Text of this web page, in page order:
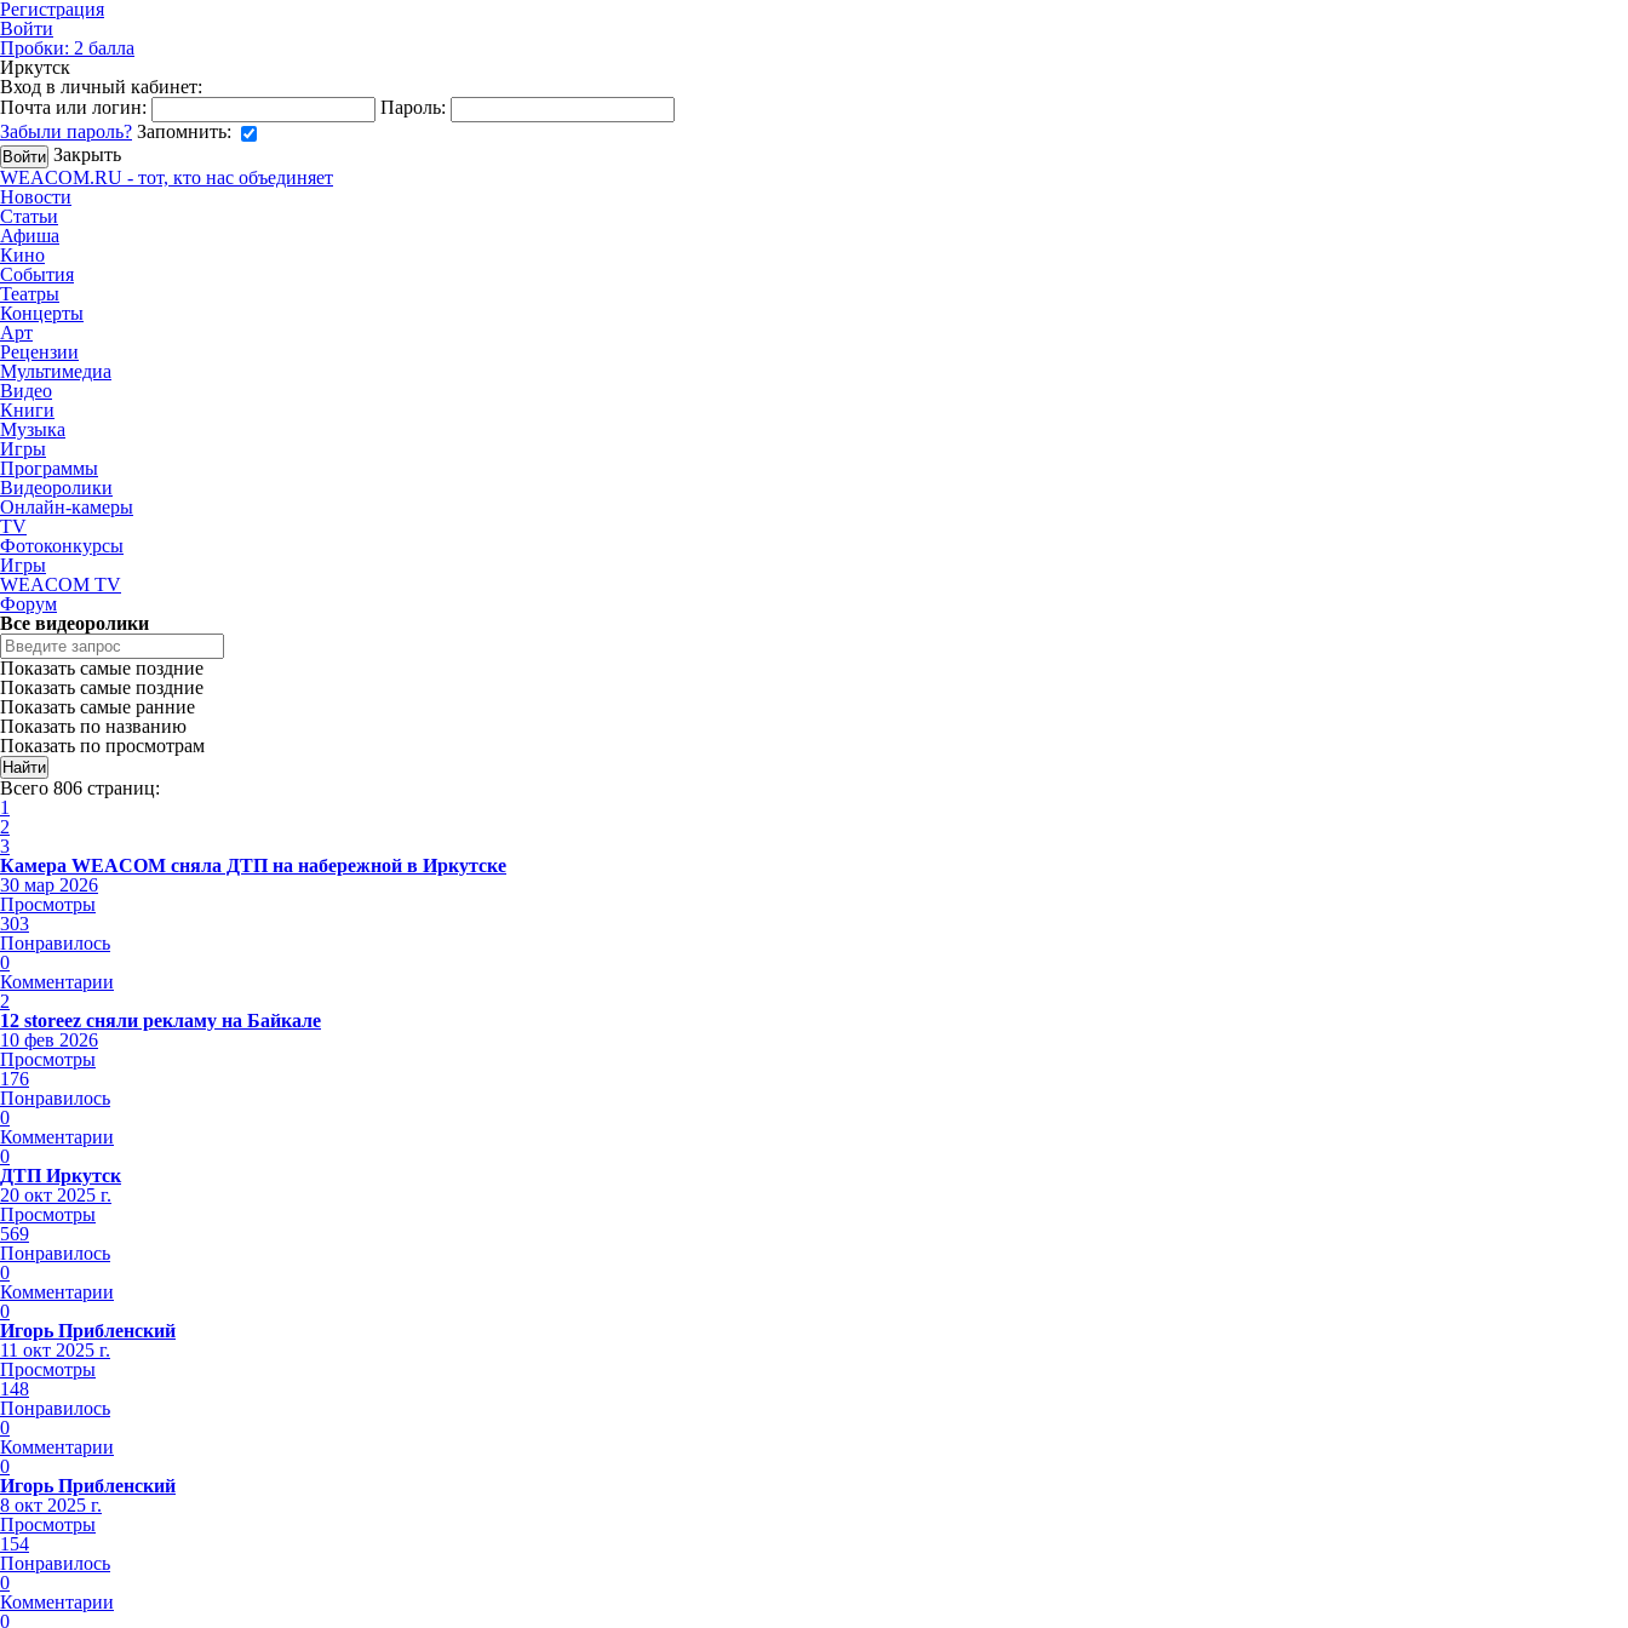
Регистрация
Войти
Пробки: 2 балла
Иркутск
Вход в личный кабинет:
Почта или логин:
Пароль:
Забыли пароль? Запомнить:
Закрыть
WEACOM.RU - тот, кто нас объединяет
Новости
Статьи
Афиша
Кино
События
Театры
Концерты
Арт
Рецензии
Мультимедиа
Видео
Книги
Музыка
Игры
Программы
Видеоролики
Онлайн-камеры
TV
Фотоконкурсы
Игры
WEACOM TV
Форум
Все видеоролики
Показать самые поздние
Показать самые поздние
Показать самые ранние
Показать по названию
Показать по просмотрам
Всего 806 страниц:
1
2
3
Камера WEACOM сняла ДТП на набережной в Иркутске
30 мар 2026
Просмотры
303
Понравилось
0
Комментарии
2
12 storeez сняли рекламу на Байкале
10 фев 2026
Просмотры
176
Понравилось
0
Комментарии
0
ДТП Иркутск
20 окт 2025 г.
Просмотры
569
Понравилось
0
Комментарии
0
Игорь Прибленский
11 окт 2025 г.
Просмотры
148
Понравилось
0
Комментарии
0
Игорь Прибленский
8 окт 2025 г.
Просмотры
154
Понравилось
0
Комментарии
0